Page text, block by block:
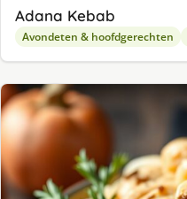
Adana Kebab
Avondeten & hoofdgerechten